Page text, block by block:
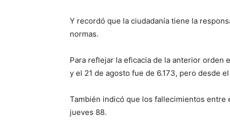
Y recordó que la ciudadanía tiene la
normas.
Para reflejar la eficacia de la anterior orden
y el 21 de agosto fue de 6.173, pero desde
También indicó que los fallecimientos entre
jueves 88.